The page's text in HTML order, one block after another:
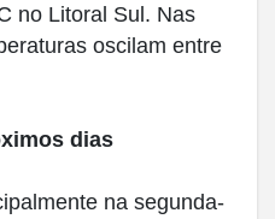
no Litoral Sul. Nas
oscilam entre
dias
na segunda-